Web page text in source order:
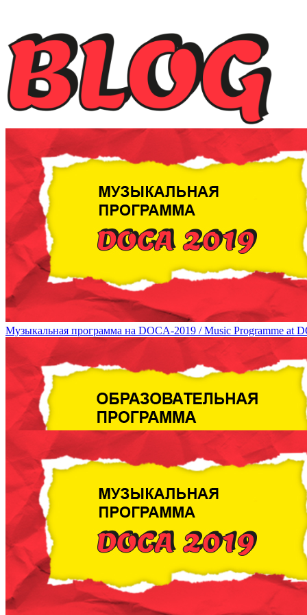
Музыкальная программа на DOCA-2019 / Music Programme at
Образовательная программа DOCA 2019 / DOCA 2019